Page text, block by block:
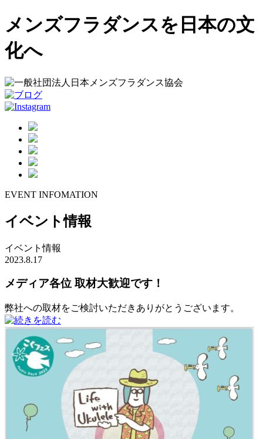
メ
ン
メンズフラダンスを日本の文
化へ
EVENT INFOMATION
イベント情報
イベント情報
2023.8.17
メディア各位 取材大歓迎です！
弊社への取材をご検討いただきありがとうございます。